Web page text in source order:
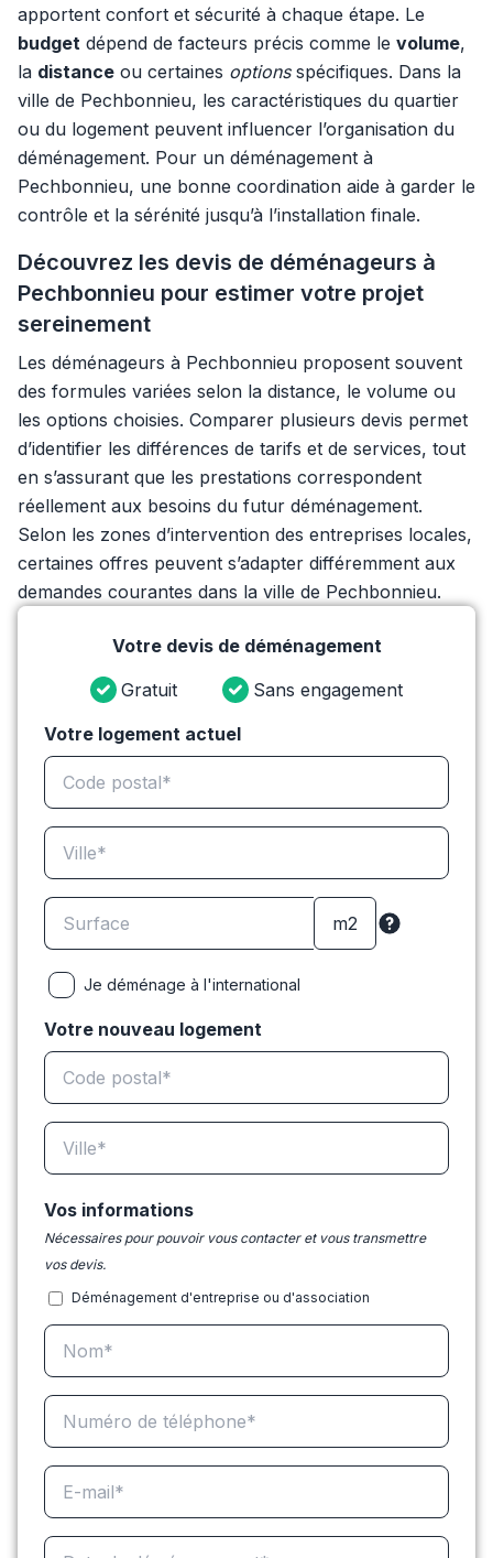
apportent confort et sécurité à chaque étape. Le
budget dépend de facteurs précis comme le volume,
la distance ou certaines optionsspécifiques. Dans la
ville de Pechbonnieu, les caractéristiques du quartier
ou du logement peuvent influencer l’organisation du
déménagement. Pour un déménagement à
Pechbonnieu, une bonne coordination aide à garder le
contrôle et la sérénité jusqu’à l’installation finale.
Découvrez les devis de déménageurs à
Pechbonnieu pour estimer votre projet
sereinement
Les déménageurs à Pechbonnieu proposent souvent
des formules variées selon la distance, le volume ou
les options choisies. Comparer plusieurs devis permet
d’identifier les différences de tarifs et de services, tout
en s’assurant que les prestations correspondent
réellement aux besoins du futur déménagement.
Selon les zones d’intervention des entreprises locales,
certaines offres peuvent s’adapter différemment aux
demandes courantes dans la ville de Pechbonnieu.
Votre devis de déménagement
Gratuit
Sans engagement
Votre logement actuel
Je déménage à l'international
Votre nouveau logement
Vos informations
Nécessaires pour pouvoir vous contacter et vous transmettre
vos devis.
Déménagement d'entreprise ou d'association